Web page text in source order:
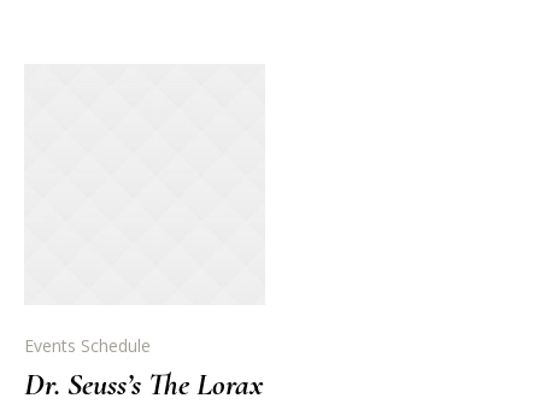
Events Schedule
Dr. Seuss’s The Lorax